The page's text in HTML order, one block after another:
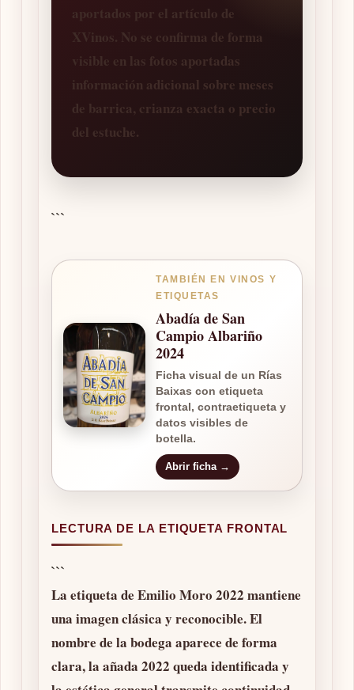
aportados por el artículo de
XVinos. No se confirma de forma
visible en las fotos aportadas
información adicional sobre meses
de barrica, crianza exacta o precio
del estuche.
```
TAMBIÉN EN VINOS Y
ETIQUETAS
Abadía de San
Campio Albariño
2024
Ficha visual de un Rías
Baixas con etiqueta
frontal, contraetiqueta y
datos visibles de
botella.
Abrir ficha →
LECTURA DE LA ETIQUETA FRONTAL
```
La etiqueta de Emilio Moro 2022 mantiene
una imagen clásica y reconocible. El
nombre de la bodega aparece de forma
clara, la añada 2022 queda identificada y